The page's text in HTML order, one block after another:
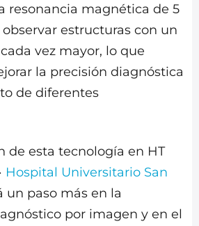
resonancia magnética de 5
estructuras con un
vez mayor, lo que
la precisión diagnóstica
de diferentes
de esta tecnología en HT
Hospital Universitario San
un paso más en la
por imagen y en el